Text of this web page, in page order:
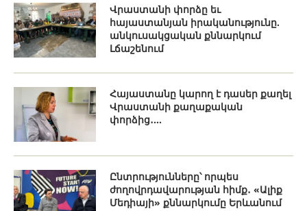
Վրաստանի փորձը եւ
հայաստանյան իրականությունը.
անկուսակցական քննարկում
Լճաշենում
Հայաստանը կարող է դասեր քաղել
Վրաստանի քաղաքական
փորձից․...
Ընտրությունները՝ որպես
ժողովրդավարության հիմք․ «Ալիք
Մեդիայի» քննարկումը Երևանում